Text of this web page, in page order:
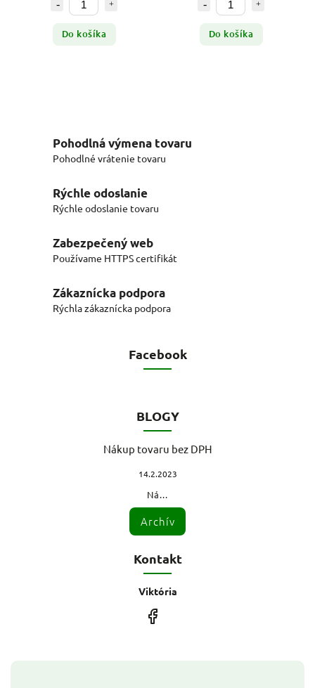
Do košíka Do košíka
Pohodlná výmena tovaru
Pohodlné vrátenie tovaru
Rýchle odoslanie
Rýchle odoslanie tovaru
Zabezpečený web
Používame HTTPS certifikát
Zákaznícka podpora
Rýchla zákaznícka podpora
Facebook
BLOGY
Nákup tovaru bez DPH
14.2.2023
Ná...
Archív
Kontakt
Viktória